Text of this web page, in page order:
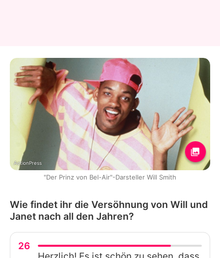
ActionPress
"Der Prinz von Bel-Air"-Darsteller Will Smith
Wie findet ihr die Versöhnung von Will und
Janet nach all den Jahren?
26